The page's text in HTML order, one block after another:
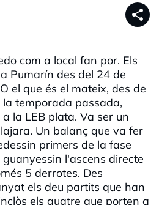
share
com a local fan por. Els
Pumarín des del 24 de
el que és el mateix, des de
temporada passada,
la LEB plata. Va ser un
Un balanç que va fer
primers de la fase
l'ascens directe
5 derrotes. Des
els deu partits que han
els quatre que porten a